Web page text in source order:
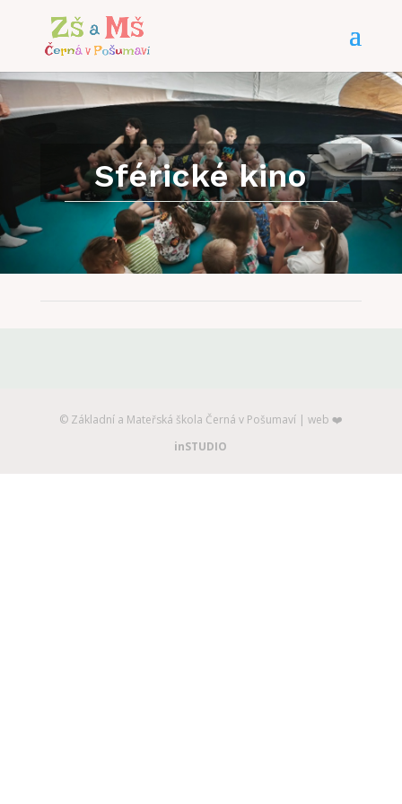
Sférické kino
©️ Základní a Mateřská škola Černá v Pošumaví | web ❤️
inSTUDIO